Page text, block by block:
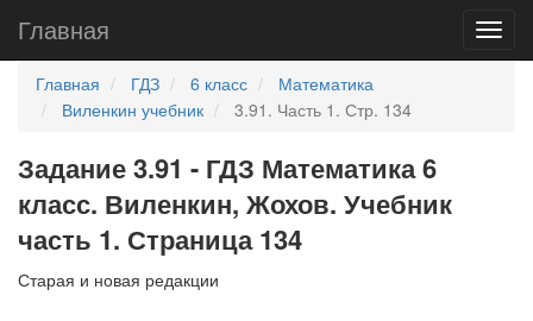
Главная
Главная ГДЗ 6 класс
Математика
Виленкин учебник
3.91. Часть 1. Стр. 134
Задание 3.91 - ГДЗ Математика 6
класс. Виленкин, Жохов. Учебник
часть 1. Страница 134
Старая и новая редакции